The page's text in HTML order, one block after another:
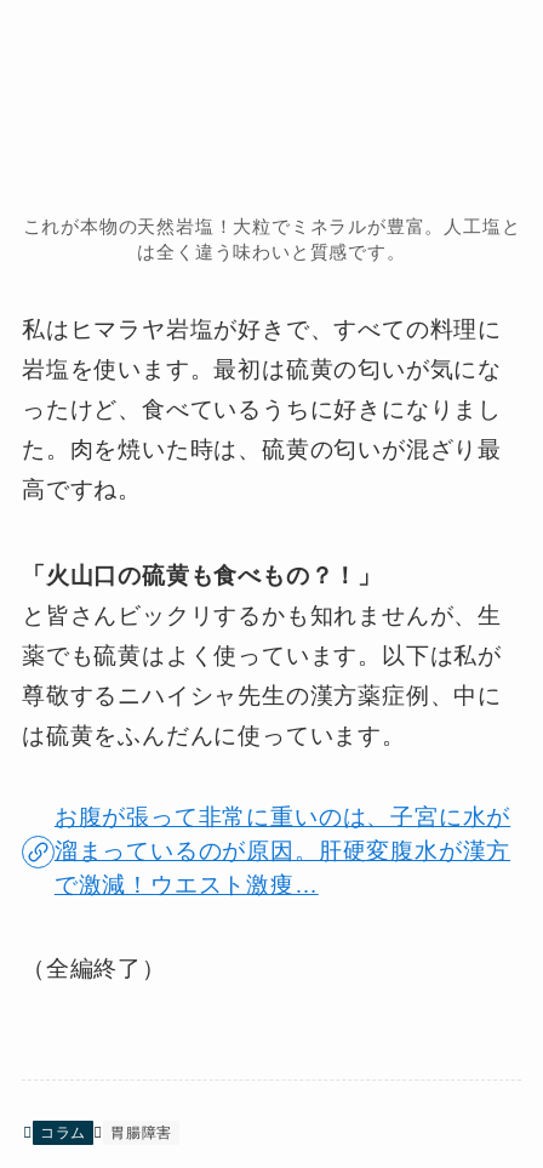
これが本物の天然岩塩！大粒でミネラルが豊富。人工塩と
は全く違う味わいと質感です。
私はヒマラヤ岩塩が好きで、すべての料理に
岩塩を使います。最初は硫黄の匂いが気にな
ったけど、食べているうちに好きになりまし
た。肉を焼いた時は、硫黄の匂いが混ざり最
高ですね。
「火山口の硫黄も食べもの？！」
と皆さんビックリするかも知れませんが、生
薬でも硫黄はよく使っています。以下は私が
尊敬するニハイシャ先生の漢方薬症例、中に
は硫黄をふんだんに使っています。
お腹が張って非常に重いのは、子宮に水が
溜まっているのが原因。肝硬変腹水が漢方
で激減！ウエスト激痩…
（全編終了）
コラム 胃腸障害